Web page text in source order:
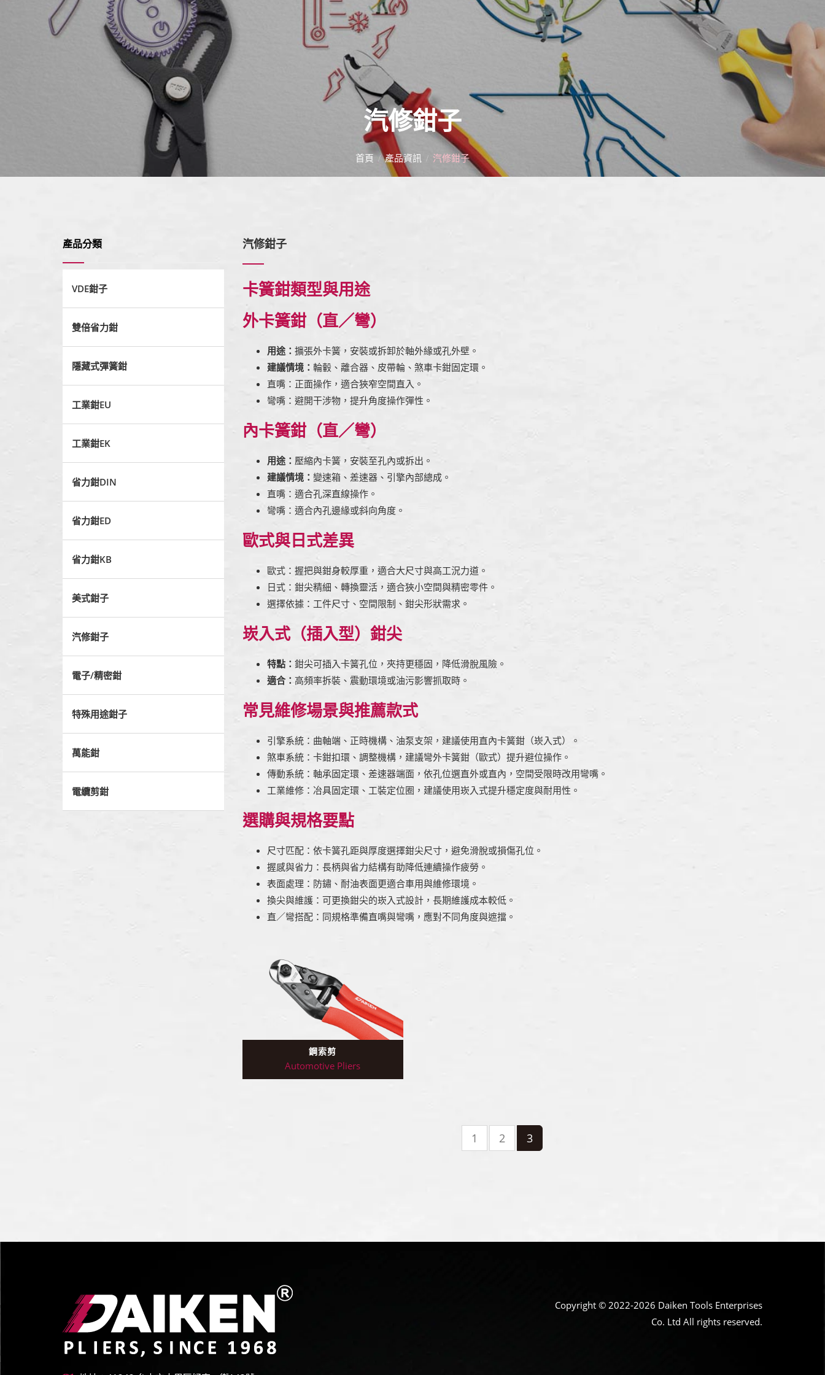
汽修鉗子
首頁 產品資訊 汽修鉗子
產品分類
VDE鉗子
雙倍省力鉗
隱藏式彈簧鉗
工業鉗EU
工業鉗EK
省力鉗DIN
省力鉗ED
省力鉗KB
美式鉗子
汽修鉗子
電子/精密鉗
特殊用途鉗子
萬能鉗
電纜剪鉗
汽修鉗子
卡簧鉗類型與用途
外卡簧鉗（直／彎）
用途： 擴張外卡簧，安裝或拆卸於軸外緣或孔外壁。
建議情境： 輪轂、離合器、皮帶輪、煞車卡鉗固定環。
直嘴：正面操作，適合狹窄空間直入。
彎嘴：避開干涉物，提升角度操作彈性。
內卡簧鉗（直／彎）
用途： 壓縮內卡簧，安裝至孔內或拆出。
建議情境： 變速箱、差速器、引擎內部總成。
直嘴：適合孔深直線操作。
彎嘴：適合內孔邊緣或斜向角度。
歐式與日式差異
歐式：握把與鉗身較厚重，適合大尺寸與高工況力道。
日式：鉗尖精細、轉換靈活，適合狹小空間與精密零件。
選擇依據：工件尺寸、空間限制、鉗尖形狀需求。
崁入式（插入型）鉗尖
特點： 鉗尖可插入卡簧孔位，夾持更穩固，降低滑脫風險。
適合： 高頻率拆裝、震動環境或油污影響抓取時。
常見維修場景與推薦款式
引擎系統：曲軸端、正時機構、油泵支架，建議使用直內卡簧鉗（崁入式）。
煞車系統：卡鉗扣環、調整機構，建議彎外卡簧鉗（歐式）提升避位操作。
傳動系統：軸承固定環、差速器端面，依孔位選直外或直內，空間受限時改用彎嘴。
工業維修：冶具固定環、工裝定位圈，建議使用崁入式提升穩定度與耐用性。
選購與規格要點
尺寸匹配：依卡簧孔距與厚度選擇鉗尖尺寸，避免滑脫或損傷孔位。
握感與省力：長柄與省力結構有助降低連續操作疲勞。
表面處理：防鏽、耐油表面更適合車用與維修環境。
換尖與維護：可更換鉗尖的崁入式設計，長期維護成本較低。
直／彎搭配：同規格準備直嘴與彎嘴，應對不同角度與遮擋。
鋼索剪
Automotive Pliers
1 2 3
Copyright © 2022-2026 Daiken Tools Enterprises
Co. Ltd All rights reserved.